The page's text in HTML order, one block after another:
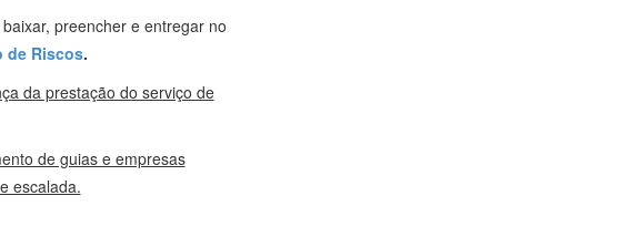
preencher e entregar no
de Riscos.
da prestação do serviço de
de guias e empresas
escalada.